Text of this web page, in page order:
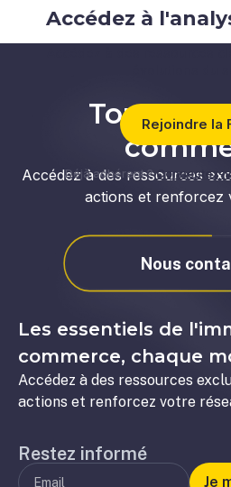
Accédez à
Rejoindre la
Déjà adhérent ?Connectez-
Tous
Accédez à des ressources
actions et renforcez
Nous
Les essentiels de
commerce, chaque
Accédez à des ressources
actions et renforcez votre
Restez informé